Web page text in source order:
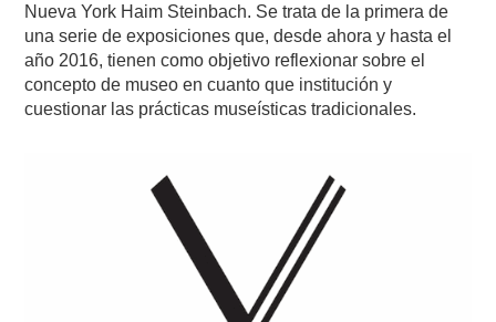
Nueva York Haim Steinbach. Se trata de la primera de
una serie de exposiciones que, desde ahora y hasta el
año 2016, tienen como objetivo reflexionar sobre el
concepto de museo en cuanto que institución y
cuestionar las prácticas museísticas tradicionales.